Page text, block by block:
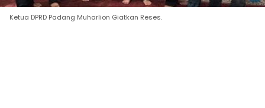
Ketua DPRD Padang Muharlion Giatkan Reses.